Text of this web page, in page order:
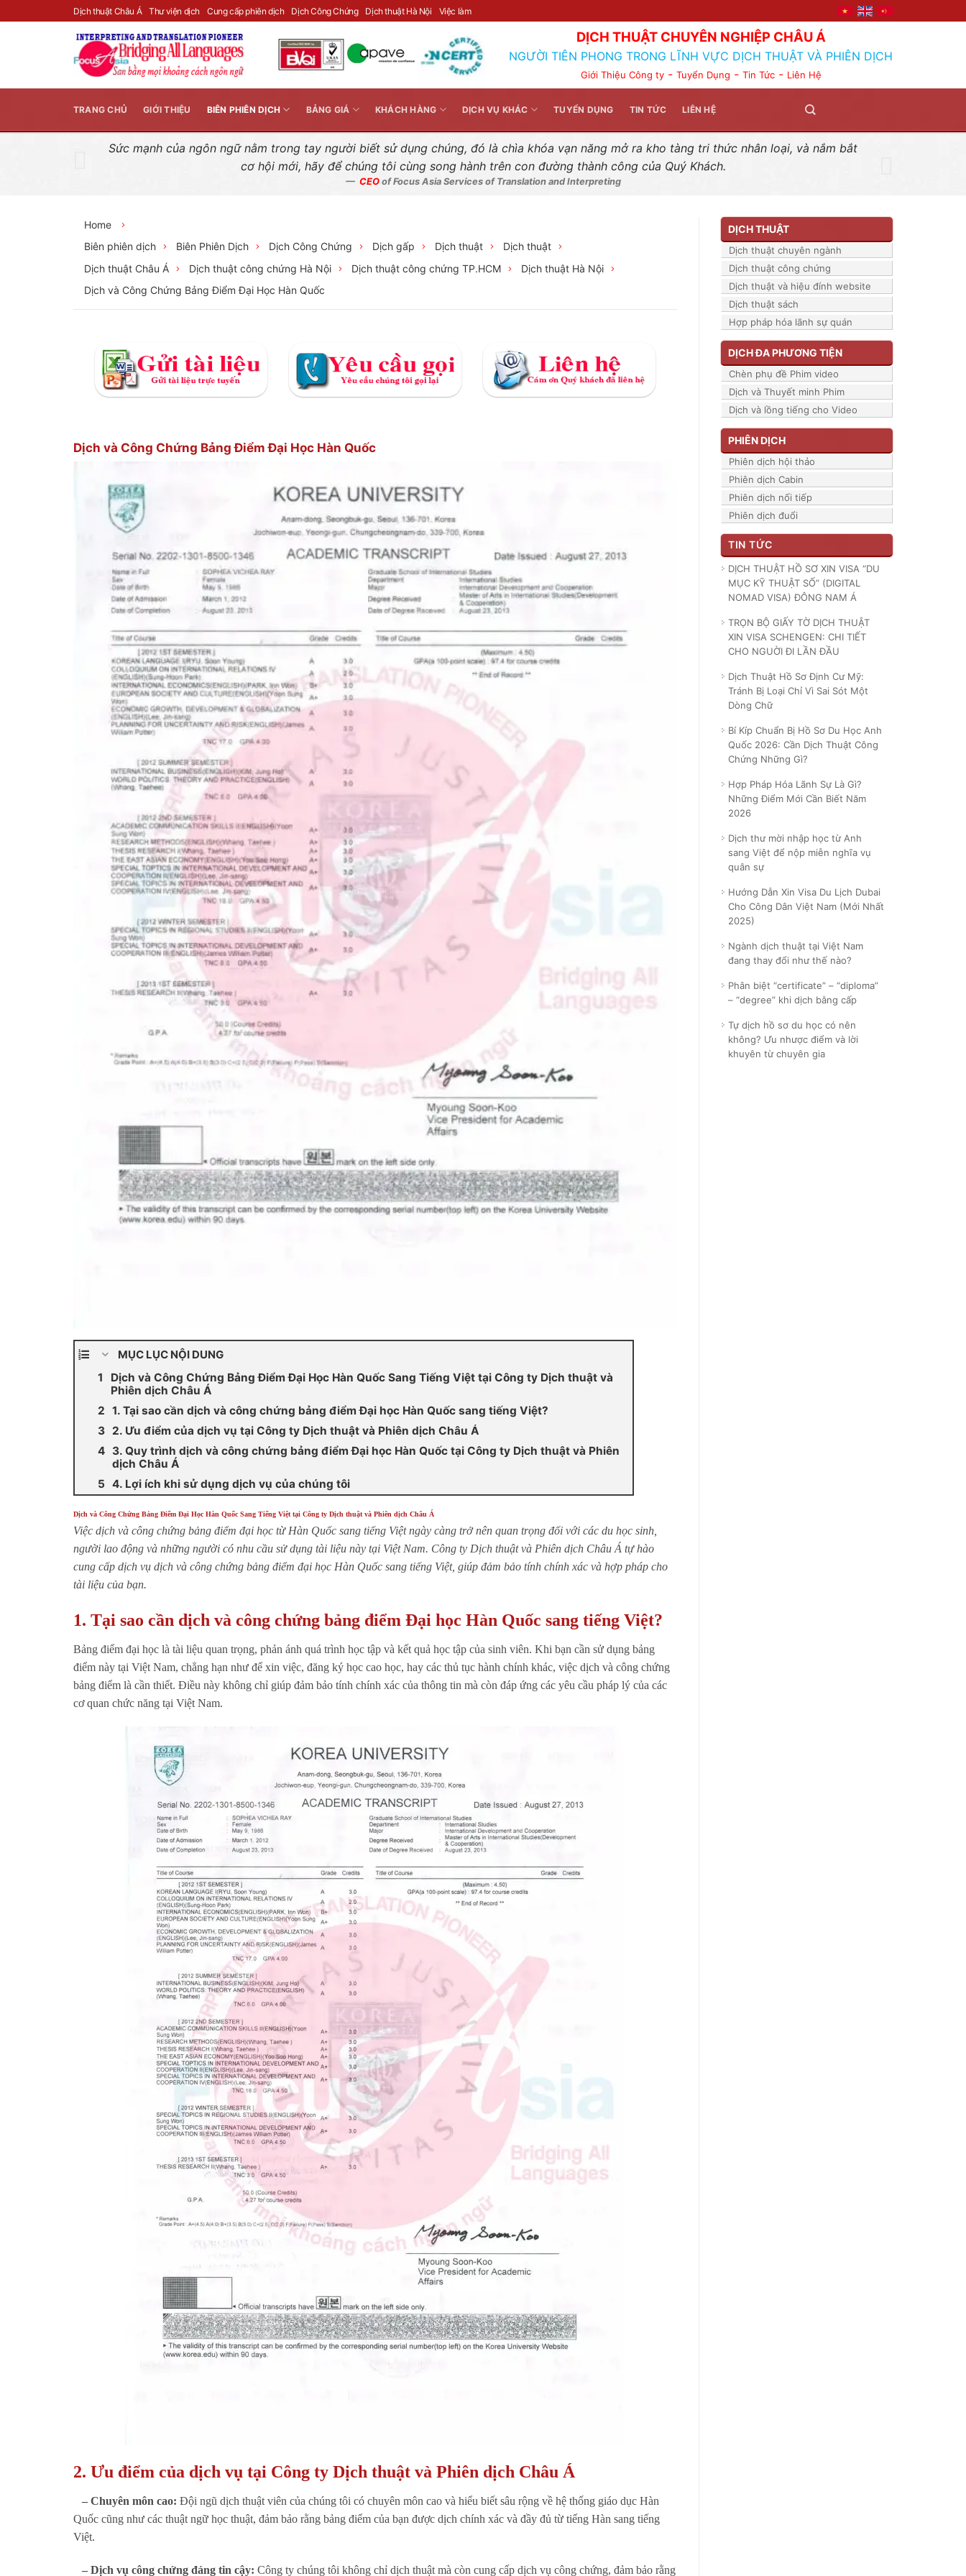
Dịch thuật Châu Á Thư viện dịch Cung cấp phiên dịch Dịch Công Chứng Dịch thuật Hà Nội Việc làm
DỊCH THUẬT CHUYÊN NGHIỆP CHÂU Á
NGƯỜI TIÊN PHONG TRONG LĨNH VỰC DỊCH THUẬT VÀ PHIÊN DỊCH
Giới Thiệu Công ty- Tuyển Dụng - Tin Tức- Liên Hệ
TRANG CHỦ GIỚI THIỆU BIÊN PHIÊN DỊCH BẢNG GIÁ KHÁCH HÀNG DỊCH VỤ KHÁC TUYỂN DỤNG TIN TỨC LIÊN HỆ
Sức mạnh của ngôn ngữ nằm trong tay người biết sử dụng chúng, đó là chìa khóa vạn năng mở ra kho tàng tri thức nhân loại, và nắm bắt
cơ hội mới, hãy để chúng tôi cùng song hành trên con đường thành công của Quý Khách.
CEOof Focus Asia Services of Translation and Interpreting
Home
Biên phiên dịch
Biên Phiên Dịch Dịch Công Chứng Dịch gấp Dịch thuật
Dịch thuật
Dịch thuật Châu Á
Dịch thuật công chứng Hà Nội Dịch thuật công chứng TP.HCM
Dịch thuật Hà Nội
Dịch và Công Chứng Bảng Điểm Đại Học Hàn Quốc
Dịch và Công Chứng Bảng Điểm Đại Học Hàn Quốc
MỤC LỤC NỘI DUNG
Dịch và Công Chứng Bảng Điểm Đại Học Hàn Quốc Sang Tiếng Việt tại Công ty Dịch thuật và
Phiên dịch Châu Á
1. Tại sao cần dịch và công chứng bảng điểm Đại học Hàn Quốc sang tiếng Việt?
2. Ưu điểm của dịch vụ tại Công ty Dịch thuật và Phiên dịch Châu Á
3. Quy trình dịch và công chứng bảng điểm Đại học Hàn Quốc tại Công ty Dịch thuật và Phiên
dịch Châu Á
4. Lợi ích khi sử dụng dịch vụ của chúng tôi
Dịch và Công Chứng Bảng Điểm Đại Học Hàn Quốc Sang Tiếng Việt tại Công ty Dịch thuật và Phiên dịch Châu Á
Việc dịch và công chứng bảng điểm đại học từ Hàn Quốc sang tiếng Việt ngày càng trở nên quan trọng đối với các du học sinh,
người lao động và những người có nhu cầu sử dụng tài liệu này tại Việt Nam. Công ty Dịch thuật và Phiên dịch Châu Á tự hào
cung cấp dịch vụ dịch và công chứng bảng điểm đại học Hàn Quốc sang tiếng Việt, giúp đảm bảo tính chính xác và hợp pháp cho
tài liệu của bạn.
1. Tại sao cần dịch và công chứng bảng điểm Đại học Hàn Quốc sang tiếng Việt?
Bảng điểm đại học là tài liệu quan trọng, phản ánh quá trình học tập và kết quả học tập của sinh viên. Khi bạn cần sử dụng bảng
điểm này tại Việt Nam, chẳng hạn như để xin việc, đăng ký học cao học, hay các thủ tục hành chính khác, việc dịch và công chứng
bảng điểm là cần thiết. Điều này không chỉ giúp đảm bảo tính chính xác của thông tin mà còn đáp ứng các yêu cầu pháp lý của các
cơ quan chức năng tại Việt Nam.
2. Ưu điểm của dịch vụ tại Công ty Dịch thuật và Phiên dịch Châu Á
– Chuyên môn cao: Đội ngũ dịch thuật viên của chúng tôi có chuyên môn cao và hiểu biết sâu rộng về hệ thống giáo dục Hàn
Quốc cũng như các thuật ngữ học thuật, đảm bảo rằng bảng điểm của bạn được dịch chính xác và đầy đủ từ tiếng Hàn sang tiếng
Việt.
– Dịch vụ công chứng đáng tin cậy: Công ty chúng tôi không chỉ dịch thuật mà còn cung cấp dịch vụ công chứng, đảm bảo rằng
DỊCH THUẬT
Dịch thuật chuyên ngành
Dịch thuật công chứng
Dịch thuật và hiệu đính website
Dịch thuật sách
Hợp pháp hóa lãnh sự quán
DỊCH ĐA PHƯƠNG TIỆN
Chèn phụ đề Phim video
Dịch và Thuyết minh Phim
Dịch và lồng tiếng cho Video
PHIÊN DỊCH
Phiên dịch hội thảo
Phiên dịch Cabin
Phiên dịch nối tiếp
Phiên dịch đuổi
TIN TỨC
DỊCH THUẬT HỒ SƠ XIN VISA “DU
MỤC KỸ THUẬT SỐ” (DIGITAL
NOMAD VISA) ĐÔNG NAM Á
TRỌN BỘ GIẤY TỜ DỊCH THUẬT
XIN VISA SCHENGEN: CHI TIẾT
CHO NGUỜI ĐI LẦN ĐẦU
Dịch Thuật Hồ Sơ Định Cư Mỹ:
Tránh Bị Loại Chỉ Vì Sai Sót Một
Dòng Chữ
Bí Kíp Chuẩn Bị Hồ Sơ Du Học Anh
Quốc 2026: Cần Dịch Thuật Công
Chứng Những Gì?
Hợp Pháp Hóa Lãnh Sự Là Gì?
Những Điểm Mới Cần Biết Năm
2026
Dịch thư mời nhập học từ Anh
sang Việt để nộp miễn nghĩa vụ
quân sự
Hướng Dẫn Xin Visa Du Lịch Dubai
Cho Công Dân Việt Nam (Mới Nhất
2025)
Ngành dịch thuật tại Việt Nam
đang thay đổi như thế nào?
Phân biệt “certificate” – “diploma”
– “degree” khi dịch bằng cấp
Tự dịch hồ sơ du học có nên
không? Ưu nhược điểm và lời
khuyên từ chuyên gia
Liên hệ nhanh